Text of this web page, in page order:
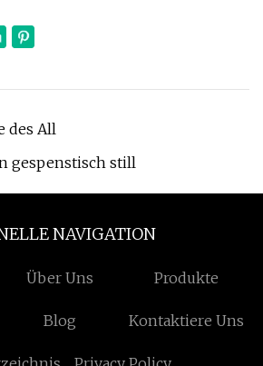
des All
gespenstisch still
NAVIGATION
Über Uns Produkte
Blog Kontaktiere Uns